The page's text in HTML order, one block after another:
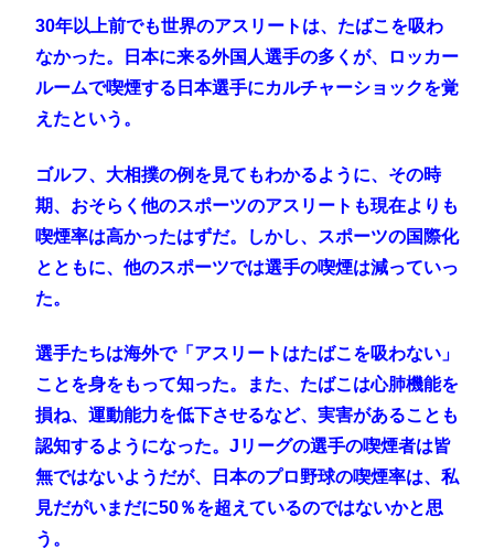
30年以上前でも世界のアスリートは、たばこを吸わ
なかった。日本に来る外国人選手の多くが、ロッカー
ルームで喫煙する日本選手にカルチャーショックを覚
えたという。
ゴルフ、大相撲の例を見てもわかるように、その時
期、おそらく他のスポーツのアスリートも現在よりも
喫煙率は高かったはずだ。しかし、スポーツの国際化
とともに、他のスポーツでは選手の喫煙は減っていっ
た。
選手たちは海外で「アスリートはたばこを吸わない」
ことを身をもって知った。また、たばこは心肺機能を
損ね、運動能力を低下させるなど、実害があることも
認知するようになった。Jリーグの選手の喫煙者は皆
無ではないようだが、日本のプロ野球の喫煙率は、私
見だがいまだに50％を超えているのではないかと思
う。